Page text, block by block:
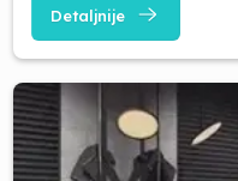
Detaljnije